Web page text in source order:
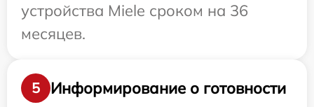
устройства Miele сроком на 36
месяцев.
5
Информирование о готовности